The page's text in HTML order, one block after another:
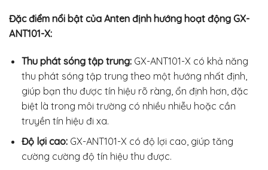
Đặc điểm nổi bật của Anten định hướng hoạt động GX-
ANT101-X:
Thu phát sóng tập trung:GX-ANT101-X có khả năng
thu phát sóng tập trung theo một hướng nhất định,
giúp bạn thu được tín hiệu rõ ràng, ổn định hơn, đặc
biệt là trong môi trường có nhiều nhiễu hoặc cần
truyền tín hiệu đi xa.
Độ lợi cao:GX-ANT101-X có độ lợi cao, giúp tăng
cường cường độ tín hiệu thu được.